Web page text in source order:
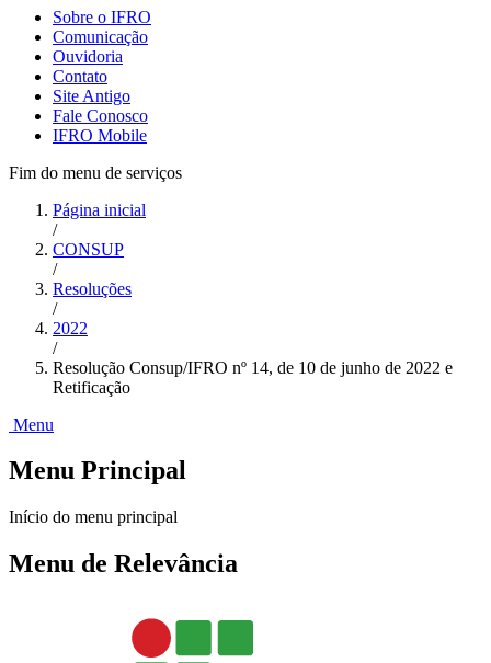
Sobre o IFRO
Comunicação
Ouvidoria
Contato
Site Antigo
Fale Conosco
IFRO Mobile
Fim do menu de serviços
Página inicial
/
CONSUP
/
Resoluções
/
2022
/
Resolução Consup/IFRO nº 14, de 10 de junho de 2022 e
Retificação
Menu
Menu Principal
Início do menu principal
Menu de Relevância